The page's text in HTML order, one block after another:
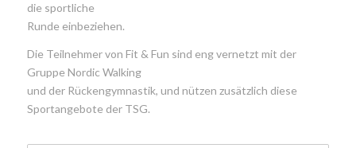
die sportliche
Runde einbeziehen.
Die Teilnehmer von Fit & Fun sind eng vernetzt mit der
Gruppe Nordic Walking
und der Rückengymnastik, und nützen zusätzlich diese
Sportangebote der TSG.